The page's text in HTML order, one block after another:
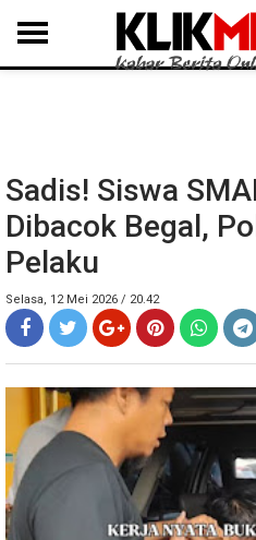
MEDAN LANGKAT DAIRI
Sadis! Siswa
Dibacok Begal,
Pelaku
Selasa, 12 Mei 2026 / 20.42